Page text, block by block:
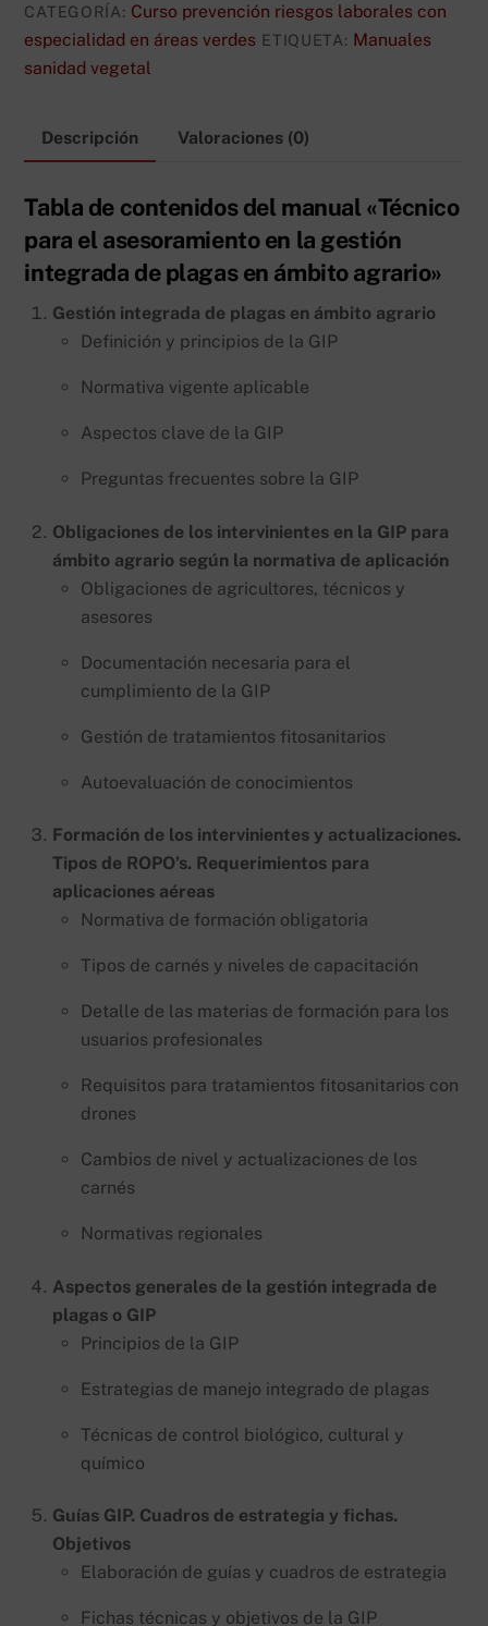
CATEGORÍA: Curso prevención riesgos laborales con
especialidad en áreas verdes ETIQUETA: Manuales
sanidad vegetal
Descripción Valoraciones (0)
Tabla de contenidos del manual «Técnico
para el asesoramiento en la gestión
integrada de plagas en ámbito agrario»
Gestión integrada de plagas en ámbito agrario
Definición y principios de la GIP
Normativa vigente aplicable
Aspectos clave de la GIP
Preguntas frecuentes sobre la GIP
Obligaciones de los intervinientes en la GIP para
ámbito agrario según la normativa de aplicación
Obligaciones de agricultores, técnicos y
asesores
Documentación necesaria para el
cumplimiento de la GIP
Gestión de tratamientos fitosanitarios
Autoevaluación de conocimientos
Formación de los intervinientes y actualizaciones.
Tipos de ROPO’s. Requerimientos para
aplicaciones aéreas
Normativa de formación obligatoria
Tipos de carnés y niveles de capacitación
Detalle de las materias de formación para los
usuarios profesionales
Requisitos para tratamientos fitosanitarios con
drones
Cambios de nivel y actualizaciones de los
carnés
Normativas regionales
Aspectos generales de la gestión integrada de
plagas o GIP
Principios de la GIP
Estrategias de manejo integrado de plagas
Técnicas de control biológico, cultural y
químico
Guías GIP. Cuadros de estrategia y fichas.
Objetivos
Elaboración de guías y cuadros de estrategia
Fichas técnicas y objetivos de la GIP